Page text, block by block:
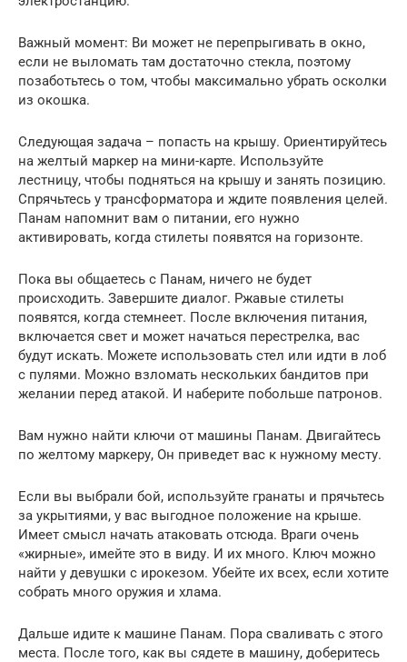
Важный момент: Ви может не перепрыгивать в окно,
если не выломать там достаточно стекла, поэтому
позаботьтесь о том, чтобы максимально убрать осколки
из окошка.
Следующая задача – попасть на крышу. Ориентируйтесь
на желтый маркер на мини-карте. Используйте
лестницу, чтобы подняться на крышу и занять позицию.
Спрячьтесь у трансформатора и ждите появления целей.
Панам напомнит вам о питании, его нужно
активировать, когда стилеты появятся на горизонте.
Пока вы общаетесь с Панам, ничего не будет
происходить. Завершите диалог. Ржавые стилеты
появятся, когда стемнеет. После включения питания,
включается свет и может начаться перестрелка, вас
будут искать. Можете использовать стел или идти в лоб
с пулями. Можно взломать нескольких бандитов при
желании перед атакой. И наберите побольше патронов.
Вам нужно найти ключи от машины Панам. Двигайтесь
по желтому маркеру, Он приведет вас к нужному месту.
Если вы выбрали бой, используйте гранаты и прячьтесь
за укрытиями, у вас выгодное положение на крыше.
Имеет смысл начать атаковать отсюда. Враги очень
«жирные», имейте это в виду. И их много. Ключ можно
найти у девушки с ирокезом. Убейте их всех, если хотите
собрать много оружия и хлама.
Дальше идите к машине Панам. Пора сваливать с этого
места. После того, как вы сядете в машину, доберитесь